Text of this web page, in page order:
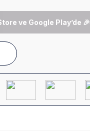
ve Google Play’de 🎉